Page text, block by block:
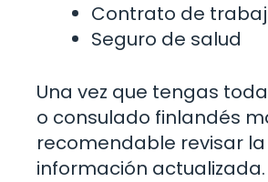
Contrato de
Seguro de salud
Una vez que tengas
o consulado finlandés
recomendable revisar
información actualizada.